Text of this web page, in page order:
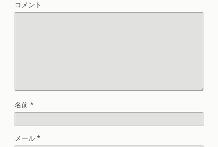
コメント
名前 *
メール *